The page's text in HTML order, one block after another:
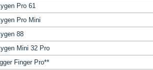
Pro 61
Pro Mini
88
Mini 32 Pro
Finger Pro**